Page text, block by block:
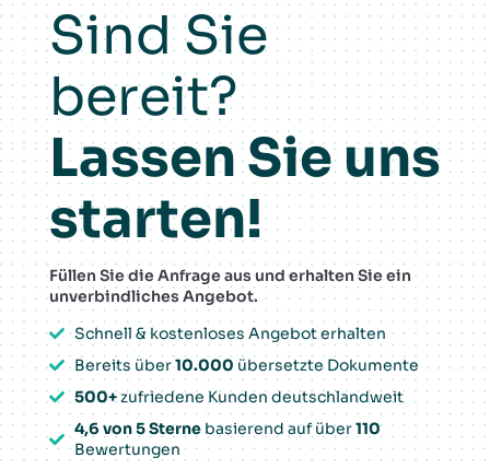
Sind Sie
bereit?
Lassen Sie uns
starten!
Füllen Sie die Anfrage aus und erhalten Sie ein
unverbindliches Angebot.
Schnell & kostenloses Angebot erhalten
Bereits über10.000 übersetzte Dokumente
500+zufriedene Kunden deutschlandweit
4,6 von 5 Sternebasierend auf über110
Bewertungen